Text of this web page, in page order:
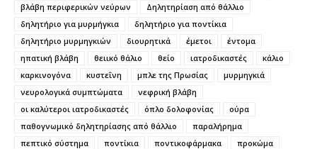
βλάβη περιφερικών νεύρων
Δηλητηρίαση από θάλλιο
δηλητήριο για μυρμήγκια
δηλητήριο για ποντίκια
δηλητήριο μυρμηγκιών
διουρητικά έμετοι
έντομα
ηπατική βλάβη
θειικό θάλιο θείο ιατροδικαστές
κάλιο
καρκινογόνα
κυστεΐνη μπλε της Πρωσίας
μυρμηγκιά
νευρολογικά συμπτώματα
νεφρική βλάβη
οι καλύτεροι ιατροδικαστές
όπλο δολοφονίας
ούρα
παθογνωμικό δηλητηρίασης από θάλλιο
παραλήρημα
πεπτικό σύστημα
ποντίκια ποντικοφάρμακα
προκώμα